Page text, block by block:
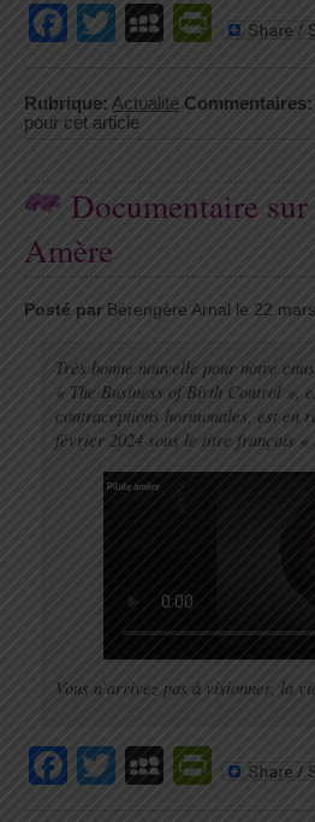
Facebook
Twitter
Rubrique: Actualité Commentaires:
pour cet article
Documentaire
Amère
Posté par Bérengère Arnal le 22
Très bonne nouvelle pour notre
« The Business of Birth Control »,
contraceptions hormonales, est en
février 2024 sous le titre français
Vous n’arrivez pas à visionner, la
Facebook
Twitter